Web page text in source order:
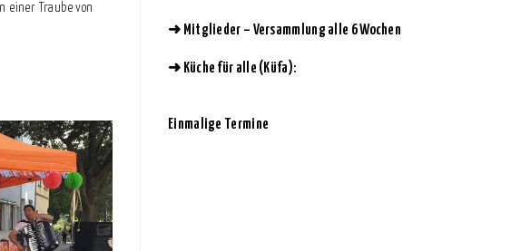
einer Traube von
➜ Mitglieder – Versammlung alle 6 Wochen
➜ Küche für alle (Küfa):
Einmalige Termine